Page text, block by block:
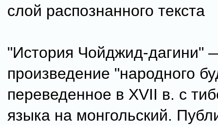
слой распознанного текста
"История Чойджид-дагини"
произведение "народного
переведенное в XVII в. с
языка на монгольский.